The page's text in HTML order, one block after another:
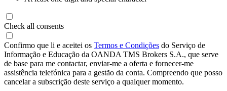
Check all consents
Confirmo que li e aceitei os Termos e Condições do Serviço de
Informação e Educação da OANDA TMS Brokers S.A., que serve
de base para me contactar, enviar-me a oferta e fornecer-me
assistência telefónica para a gestão da conta. Compreendo que posso
cancelar a subscrição deste serviço a qualquer momento.